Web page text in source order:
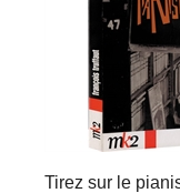
Tirez sur le